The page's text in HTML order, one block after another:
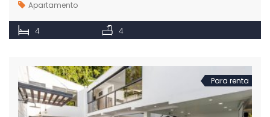
Apartamento
4 4
Para renta